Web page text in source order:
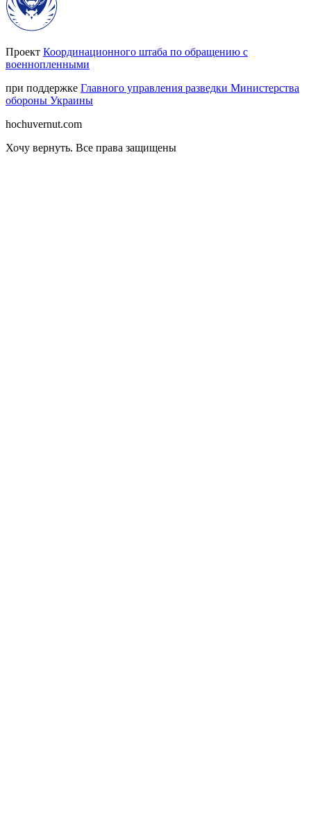
Проект Координационного штаба по обращению с
военнопленными
при поддержке Главного управления разведки Министерства
обороны Украины
hochuvernut.com
Хочу вернуть. Все права защищены